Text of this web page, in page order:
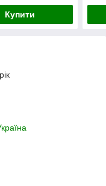
Купити